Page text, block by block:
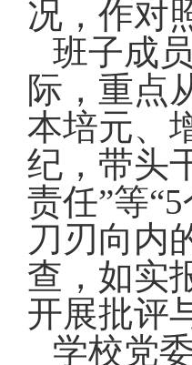
况 ， 作对
班子成
际，重点
本培元、
纪，带头
责任”等“5
刀刃向内
查， 如实
开展批评
学校党